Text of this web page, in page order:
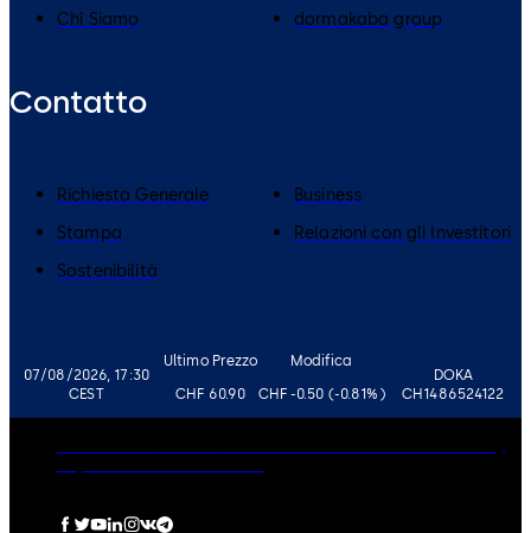
07/08/2026, 17:30
CEST
Ultimo Prezzo
CHF 60.90
Modifica
CHF -0.50 (-0.81%)
DOKA
CH1486524122
Chi Siamo
dormakaba group
Contatto
Richiesta Generale
Business
Stampa
Relazioni con gli Investitori
Sostenibilità